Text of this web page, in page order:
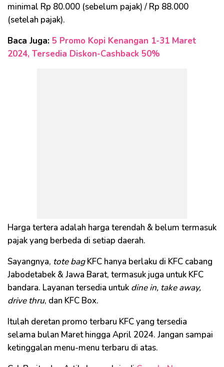
minimal Rp 80.000 (sebelum pajak) / Rp 88.000
(setelah pajak).
Baca Juga: 5 Promo Kopi Kenangan 1-31 Maret
2024, Tersedia Diskon-Cashback 50%
Harga tertera adalah harga terendah & belum termasuk
pajak yang berbeda di setiap daerah.
Sayangnya, tote bagKFC hanya berlaku di KFC cabang
Jabodetabek & Jawa Barat, termasuk juga untuk KFC
bandara. Layanan tersedia untuk dine in, take away,
drive thru, dan KFC Box.
Itulah deretan promo terbaru KFC yang tersedia
selama bulan Maret hingga April 2024. Jangan sampai
ketinggalan menu-menu terbaru di atas.